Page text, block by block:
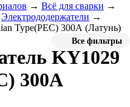
→ Всё для сварки →
Электрододержатели →
Type(PEC) 300А (Латунь)
Все фильтры
KY1029
300А